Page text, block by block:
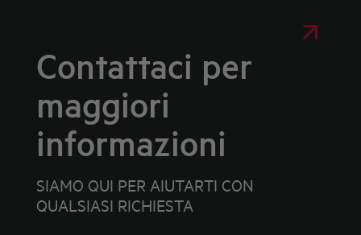
Contattaci per
maggiori
informazioni
SIAMO QUI PER AIUTARTI CON
QUALSIASI RICHIESTA